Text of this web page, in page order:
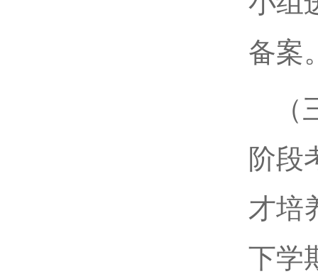
备案
阶段
才培
下学